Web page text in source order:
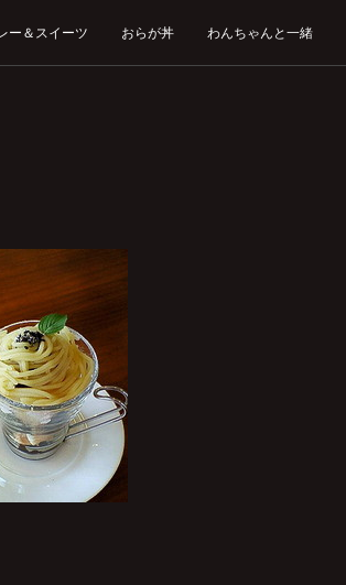
ー＆スイーツ おらが丼 わんちゃんと一緒